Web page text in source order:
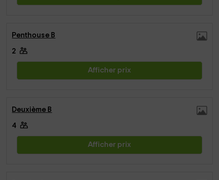
Penthouse B
2
Afficher prix
Deuxième B
4
Afficher prix